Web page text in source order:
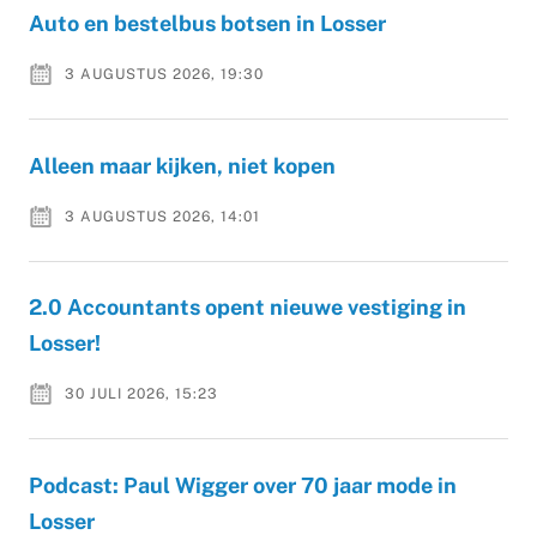
Auto en bestelbus botsen in Losser
3 AUGUSTUS 2026, 19:30
Alleen maar kijken, niet kopen
3 AUGUSTUS 2026, 14:01
2.0 Accountants opent nieuwe vestiging in
Losser!
30 JULI 2026, 15:23
Podcast: Paul Wigger over 70 jaar mode in
Losser